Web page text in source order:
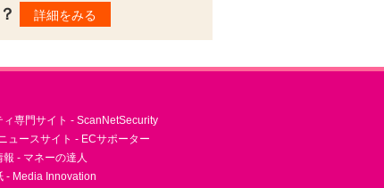
詳細をみる
ィ専門サイト - ScanNetSecurity
ュースサイト - ECサポーター
- マネーの達人
- Media Innovation